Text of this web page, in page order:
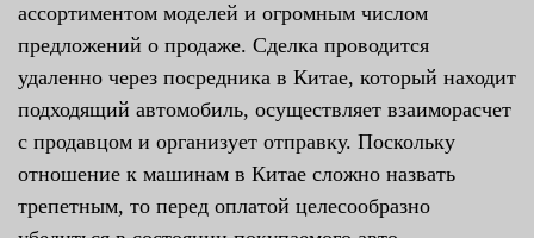
ассортиментом моделей и огромным числом
предложений о продаже. Сделка проводится
удаленно через посредника в Китае, который находит
подходящий автомобиль, осуществляет взаиморасчет
с продавцом и организует отправку. Поскольку
отношение к машинам в Китае сложно назвать
трепетным, то перед оплатой целесообразно